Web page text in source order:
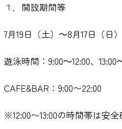
１．開設期間等
7月19日（土）～8月17日（日）
遊泳時間：9:00～12:00、13:00
CAFE&BAR：9:00〜22:00
※12:00〜13:00の時間帯は安